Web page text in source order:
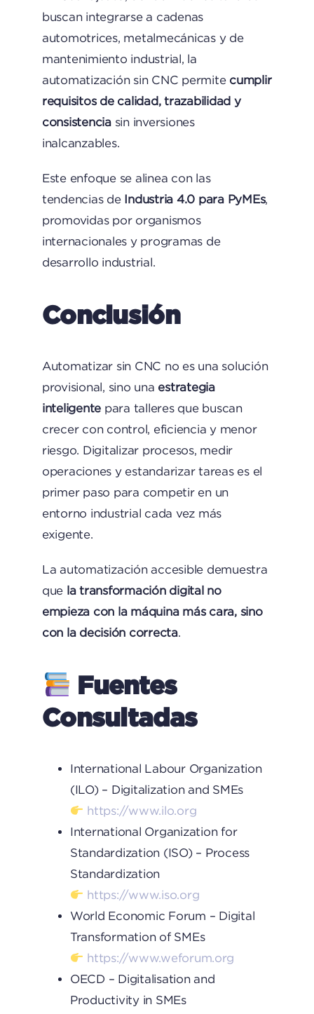
buscan integrarse a cadenas
automotrices, metalmecánicas y de
mantenimiento industrial, la
automatización sin CNC permite cumplir
requisitos de calidad, trazabilidad y
consistenciasin inversiones
inalcanzables.
Este enfoque se alinea con las
tendencias de Industria 4.0 para PyMEs,
promovidas por organismos
internacionales y programas de
desarrollo industrial.
Conclusión
Automatizar sin CNC no es una solución
provisional, sino una estrategia
inteligente para talleres que buscan
crecer con control, eficiencia y menor
riesgo. Digitalizar procesos, medir
operaciones y estandarizar tareas es el
primer paso para competir en un
entorno industrial cada vez más
exigente.
La automatización accesible demuestra
que la transformación digital no
empieza con la máquina más cara, sino
con la decisión correcta.
Fuentes
Consultadas
International Labour Organization
(ILO) – Digitalization and SMEs
https://www.ilo.org
International Organization for
Standardization (ISO) – Process
Standardization
https://www.iso.org
World Economic Forum – Digital
Transformation of SMEs
https://www.weforum.org
OECD – Digitalisation and
Productivity in SMEs